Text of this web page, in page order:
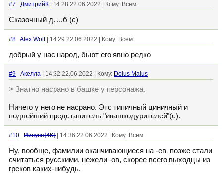
#7 ДмитрийК | 14:28 22.06.2022 | Кому: Всем
Сказочный д.....б (с)
#8 Alex Wolf| 14:29 22.06.2022 | Кому: Всем
добрый у нас народ, бьют его явно редко
#9 Акелла | 14:32 22.06.2022 | Кому: Dolus Malus
> Знатно насрано в башке у персонажа.
Ничего у него не насрано. Это типичный циничный и
подлейший представитель "ивашкодурителей"(с).
#10 Иисусе{4K} | 14:36 22.06.2022 | Кому: Всем
Ну, вообще, фамилии оканчивающиеся на -ев, позже стали
считаться русскими, нежели -ов, скорее всего выходцы из
греков каких-нибудь.